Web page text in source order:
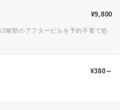
¥9,800
種類のアフターピルを予約不要で処
¥380～